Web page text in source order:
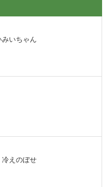
いちゃん
えのぼせ